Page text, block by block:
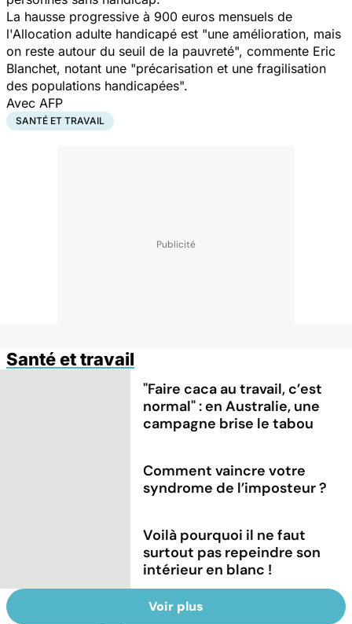
La hausse progressive à 900 euros mensuels de
l'Allocation adulte handicapé est "une amélioration, mais
on reste autour du seuil de la pauvreté", commente Eric
Blanchet, notant une "précarisation et une fragilisation
des populations handicapées".
Avec AFP
SANTÉ ET TRAVAIL
Santé et travail
"Faire caca au travail, c’est
normal" : en Australie, une
campagne brise le tabou
Comment vaincre votre
syndrome de l’imposteur ?
Voilà pourquoi il ne faut
surtout pas repeindre son
intérieur en blanc !
Voir plus